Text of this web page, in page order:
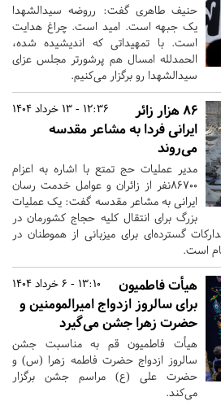
حنیف طاهری گفت: رروضه‌ سیدالشهدا
یک جبهه‌ است. امید است. چراغ هدایت
است. با تمهیداتی که اندیشیده شده،
الحمدلله امسال هم پرشور‌تر مجلس عزای
سیدالشهدا رو برگزار می‌کنیم.
12:36 - 13 خرداد 1404
۸۶ هزار زائر
ایرانی فردا به مشاعر مقدسه
می‌روند
مدیر عملیات حج تمتع با اشاره به اعزام
۸۶۷۰۰نفر از زائران و عوامل خدمت رسان
ایرانی به مشاعر مقدسه گفت: یک عملیات
بزرگ برای انتقال کلیه حجاج کشورمان در
گسترده‌ای برای میزبانی از هموطنان در
است.
13:10 - 6 خرداد 1404
هیأت فاطمیون
برای سالروز ازدواج امیرالمومنین و
حضرت زهرا جشن می‌گیرد
هیأت فاطمیون قم به مناسبت جشن
سالروز ازدواج حضرت فاطمه زهرا (س) و
حضرت علی (ع) مراسم جشن برگزار
می‌کند.